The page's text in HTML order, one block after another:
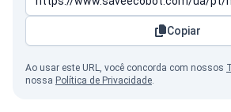
Copiar
Ao usar este URL, você concorda com nossos
nossa Política de Privacidade.